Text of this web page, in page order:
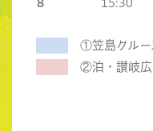
8 15:30
①笠島クルー
②泊・讃岐広